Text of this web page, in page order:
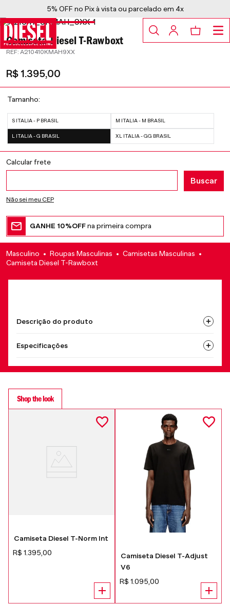
5% OFF no Pix à vista ou parcelado em 4x
Camiseta Diesel T-Rawboxt
: A210410KMAH9XX
R$ 1.395,00
Tamanho
S ITALIA - P BRASIL M ITALIA - M BRASIL
L ITALIA - G BRASIL XL ITALIA - GG BRASIL
Não sei meu CEP
GANHE 10%OFFna primeira compra
Masculino Roupas Masculinas
Camisetas Masculinas
Camiseta Diesel T-Rawboxt
Descrição do produto
Especificações
Shop the look
Camiseta Diesel T-Norm Int
R$ 1 395 00
Camiseta Diesel T-Adjust
V6
R$ 1 095 00